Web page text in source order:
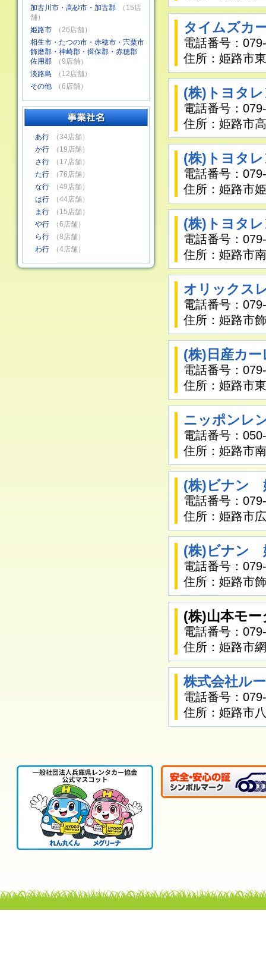
加古川市・高砂市・加古郡
（15店
舗）
姫路市
（26店舗）
相生市・たつの市・赤穂市・宍粟市
飾磨郡・神崎郡・揖保郡・赤穂郡
佐用郡
（9店舗）
淡路島
（12店舗）
その他
（6店舗）
あ行
（34店舗）
か行
（19店舗）
さ行
（17店舗）
た行
（76店舗）
な行
（49店舗）
は行
（44店舗）
ま行
（15店舗）
や行
（6店舗）
ら行
（8店舗）
わ行
（4店舗）
タイムズカ
電話番号：
住所：姫路市
(株)トヨタ
電話番号：
住所：姫路市
(株)トヨタ
電話番号：
住所：姫路市
(株)トヨタ
電話番号：
住所：姫路市
オリックス
電話番号：
住所：姫路市
(株)日産カ
電話番号：
住所：姫路市
ニッポンレ
電話番号：
住所：姫路市
(株)ビナン
電話番号：
住所：姫路市
(株)ビナン
電話番号：
住所：姫路市
(株)山本モ
電話番号：
住所：姫路市
株式会社ル
電話番号：
住所：姫路市